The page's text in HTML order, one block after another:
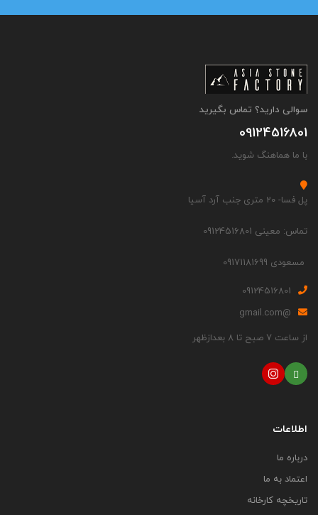
سوالی دارید؟ تماس بگیرید
09124516801
با ما هماهنگ شوید.
پل فسا- 20 متری جنب آرد آسیا
تماس: معینی 09124516801
مسعودی 09171181699
09124516801
@gmail.com
از ساعت 7 صبح تا 8 بعدازظهر
اطلاعات
درباره ما
اعتماد به ما
تاریخچه کارخانه